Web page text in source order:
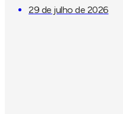
29 de julho de 2026